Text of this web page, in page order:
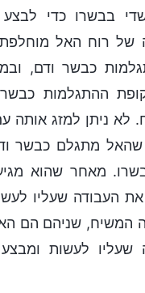
בבשרו כדי לבצע
של רוח האל
כבשר ודם,
ההתגלמות
לא ניתן למזג אותה
שהאל מתגלם כבשר
מאחר שהוא
העבודה שעליו
המשיח, שניהם הם
שעליו לעשות